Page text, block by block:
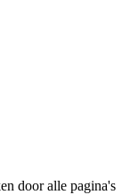
door alle pagina's